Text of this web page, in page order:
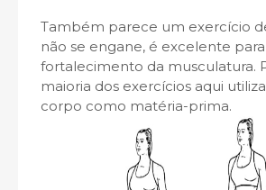
Também parece um exercício
não se engane, é excelente
fortalecimento da musculatura.
maioria dos exercícios aqui
corpo como matéria-prima.